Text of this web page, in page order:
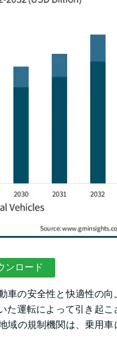
ンロード
車の安全性と快適性の
た運転によって引き起
域の規制機関は、乗用